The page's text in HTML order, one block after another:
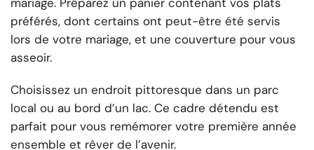
préférés, dont certains ont peut-être été servis
lors de votre mariage, et une couverture pour vous
asseoir.
Choisissez un endroit pittoresque dans un parc
local ou au bord d’un lac. Ce cadre détendu est
parfait pour vous remémorer votre première année
ensemble et rêver de l’avenir.